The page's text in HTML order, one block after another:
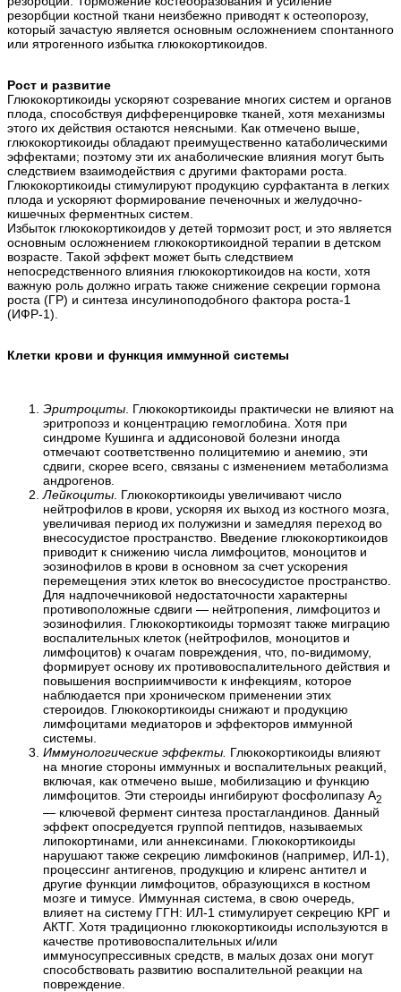
резорбции костной ткани неизбежно приводят к остеопорозу,
который зачастую является основным осложнением спонтанного
или ятрогенного избытка глюкокортикоидов.
Рост и развитие
Глюкокортикоиды ускоряют созревание многих систем и органов
плода, способствуя дифференцировке тканей, хотя механизмы
этого их действия остаются неясными. Как отмечено выше,
глюкокортикоиды обладают преимущественно катаболическими
эффектами; поэтому эти их анаболические влияния могут быть
следствием взаимодействия с другими факторами роста.
Глюкокортикоиды стимулируют продукцию сурфактанта в легких
плода и ускоряют формирование печеночных и желудочно-
кишечных ферментных систем.
Избыток глюкокортикоидов у детей тормозит рост, и это является
основным осложнением глюкокортикоидной терапии в детском
возрасте. Такой эффект может быть следствием
непосредственного влияния глюкокортикоидов на кости, хотя
важную роль должно играть также снижение секреции гормона
роста (ГР) и синтеза инсулиноподобного фактора роста-1
(ИФР-1).
Клетки крови и функция иммунной системы
Эритроциты . Глюкокортикоиды практически не влияют на
эритропоэз и концентрацию гемоглобина. Хотя при
синдроме Кушинга и аддисоновой болезни иногда
отмечают соответственно полицитемию и анемию, эти
сдвиги, скорее всего, связаны с изменением метаболизма
андрогенов.
Лейкоциты . Глюкокортикоиды увеличивают число
нейтрофилов в крови, ускоряя их выход из костного мозга,
увеличивая период их полужизни и замедляя переход во
внесосудистое пространство. Введение глюкокортикоидов
приводит к снижению числа лимфоцитов, моноцитов и
эозинофилов в крови в основном за счет ускорения
перемещения этих клеток во внесосудистое пространство.
Для надпочечниковой недостаточности характерны
противоположные сдвиги — нейтропения, лимфоцитоз и
эозинофилия. Глюкокортикоиды тормозят также миграцию
воспалительных клеток (нейтрофилов, моноцитов и
лимфоцитов) к очагам повреждения, что, по-видимому,
формирует основу их противовоспалительного действия и
повышения восприимчивости к инфекциям, которое
наблюдается при хроническом применении этих
стероидов. Глюкокортикоиды снижают и продукцию
лимфоцитами медиаторов и эффекторов иммунной
системы.
Иммунологические эффекты. Глюкокортикоиды влияют
на многие стороны иммунных и воспалительных реакций,
включая, как отмечено выше, мобилизацию и функцию
лимфоцитов. Эти стероиды ингибируют фосфолипазу А2
— ключевой фермент синтеза простагландинов. Данный
эффект опосредуется группой пептидов, называемых
липокортинами, или аннексинами. Глюкокортикоиды
нарушают также секрецию лимфокинов (например, ИЛ-1),
процессинг антигенов, продукцию и клиренс антител и
другие функции лимфоцитов, образующихся в костном
мозге и тимусе. Иммунная система, в свою очередь,
влияет на систему ГГН: ИЛ-1 стимулирует секрецию КРГ и
АКТГ. Хотя традиционно глюкокортикоиды используются в
качестве противовоспалительных и/или
иммуносупрессивных средств, в малых дозах они могут
способствовать развитию воспалительной реакции на
повреждение.